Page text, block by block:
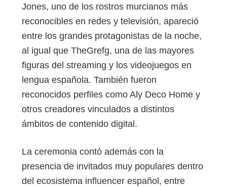
Jones, uno de los rostros murcianos más
reconocibles en redes y televisión, apareció
entre los grandes protagonistas de la noche,
al igual que TheGrefg, una de las mayores
figuras del streaming y los videojuegos en
lengua española. También fueron
reconocidos perfiles como Aly Deco Home y
otros creadores vinculados a distintos
ámbitos de contenido digital.
La ceremonia contó además con la
presencia de invitados muy populares dentro
del ecosistema influencer español, entre